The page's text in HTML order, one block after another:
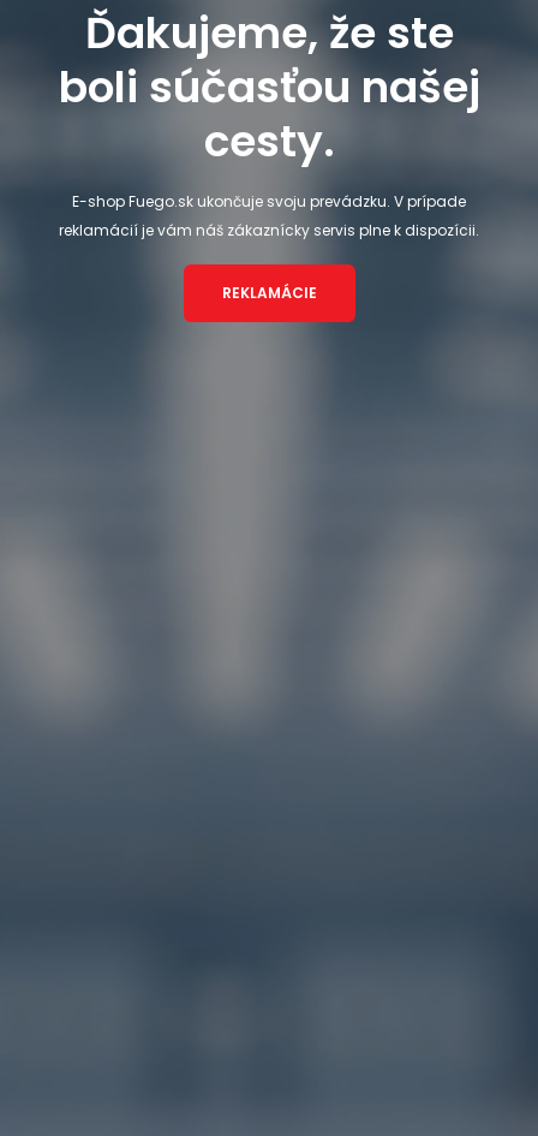
Ďakujeme, že ste
boli súčasťou našej
cesty.
E-shop Fuego.sk ukončuje svoju prevádzku. V prípade
reklamácií je vám náš zákaznícky servis plne k dispozícii.
REKLAMÁCIE